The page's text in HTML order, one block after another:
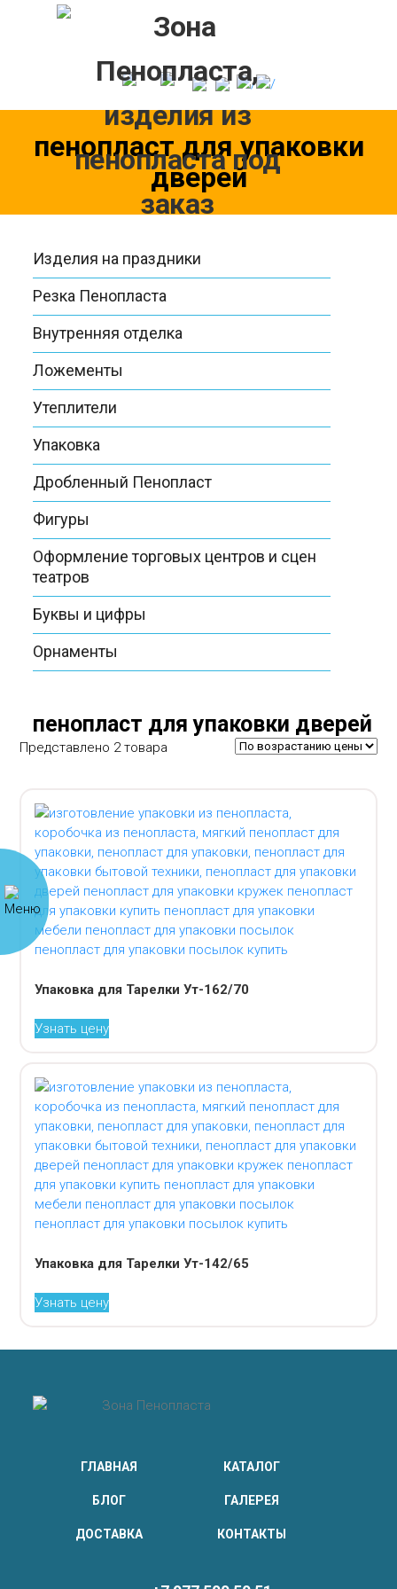
пенопласт для упаковки
дверей
пенопласт для упаковки дверей
Представлено 2 товара
Упаковка для Тарелки Ут-162/70
Узнать цену
Упаковка для Тарелки Ут-142/65
Узнать цену
Изделия на праздники
Резка Пенопласта
Внутренняя отделка
Ложементы
Утеплители
Упаковка
Дробленный Пенопласт
Фигуры
Оформление торговых центров и сцен
театров
Буквы и цифры
Орнаменты
ГЛАВНАЯ КАТАЛОГ
БЛОГ ГАЛЕРЕЯ
ДОСТАВКА КОНТАКТЫ